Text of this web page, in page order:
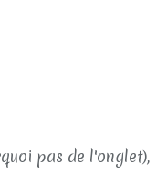
pas de l'onglet),